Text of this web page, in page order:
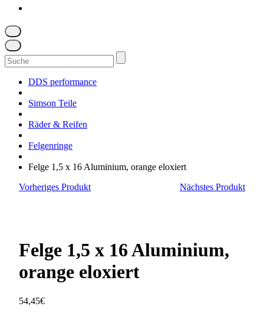
Suchen
nach:
DDS performance
Simson Teile
Räder & Reifen
Felgenringe
Felge 1,5 x 16 Aluminium, orange eloxiert
Vorheriges Produkt
Nächstes Produkt
Felge 1,5 x 16 Aluminium,
orange eloxiert
54,45€